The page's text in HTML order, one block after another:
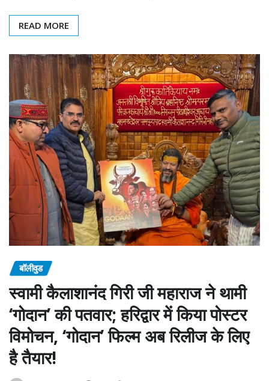
READ MORE
बॉलीवुड
स्वामी कैलाशानंद गिरी जी महाराज ने थामी
‘गोदान’ की पतवार; हरिद्वार में किया पोस्टर
विमोचन, ‘गोदान’ फिल्म अब रिलीज के लिए
है तैयार!